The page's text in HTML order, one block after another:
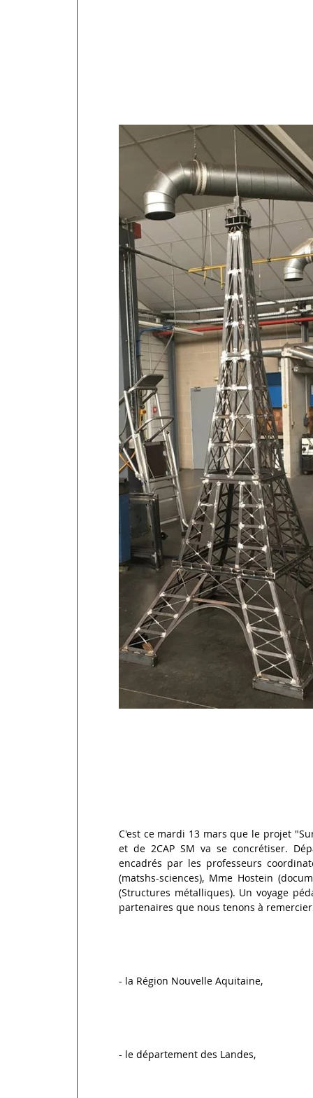
C'est ce mardi 13 mars que le projet
et de 2CAP SM va se concrétiser.
encadrés par les professeurs
(matshs-sciences), Mme Hostein
(Structures métalliques). Un voyage
partenaires que nous tenons à
- la Région Nouvelle Aquitaine,
- le département des Landes,